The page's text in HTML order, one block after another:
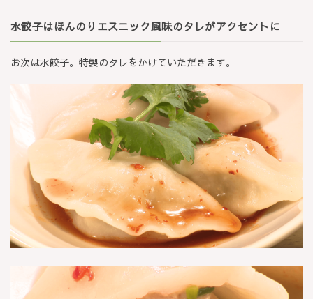
水餃子はほんのりエスニック風味のタレがアクセントに
お次は水餃子。特製のタレをかけていただきます。